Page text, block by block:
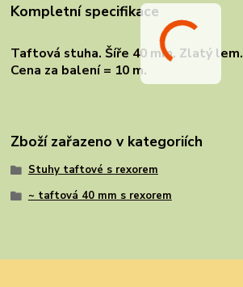
Kompletní specifikace
Taftová stuha. Šíře 40 mm. Zlatý lem.
Cena za balení = 10 m.
Zboží zařazeno v kategoriích
Stuhy taftové s rexorem
~ taftová 40 mm s rexorem